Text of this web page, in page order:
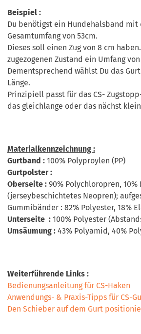
Beispiel :
Du benötigst ein Hundehalsband mit
Gesamtumfang von 53cm.
Dieses soll einen Zug von 8 cm
zugezogenen Zustand ein Umfang
Dementsprechend wählst Du das
Länge.
Prinzipiell passt für das CS-
das gleichlange oder das nächst
Materialkennzeichnung :
Gurtband : 100% Polyproylen (PP)
Gurtpolster :
Oberseite : 90% Polychloropren, 10%
(jerseybeschichtetes Neopren);
Gummibänder : 82% Polyester, 18%
Unterseite : 100% Polyester
Umsäumung : 43% Polyamid, 40%
Weiterführende Links :
Bedienungsanleitung für CS-Haken
Anwendungs- & Praxis-Tipps für CS-
Den Schieber auf dem Gurt